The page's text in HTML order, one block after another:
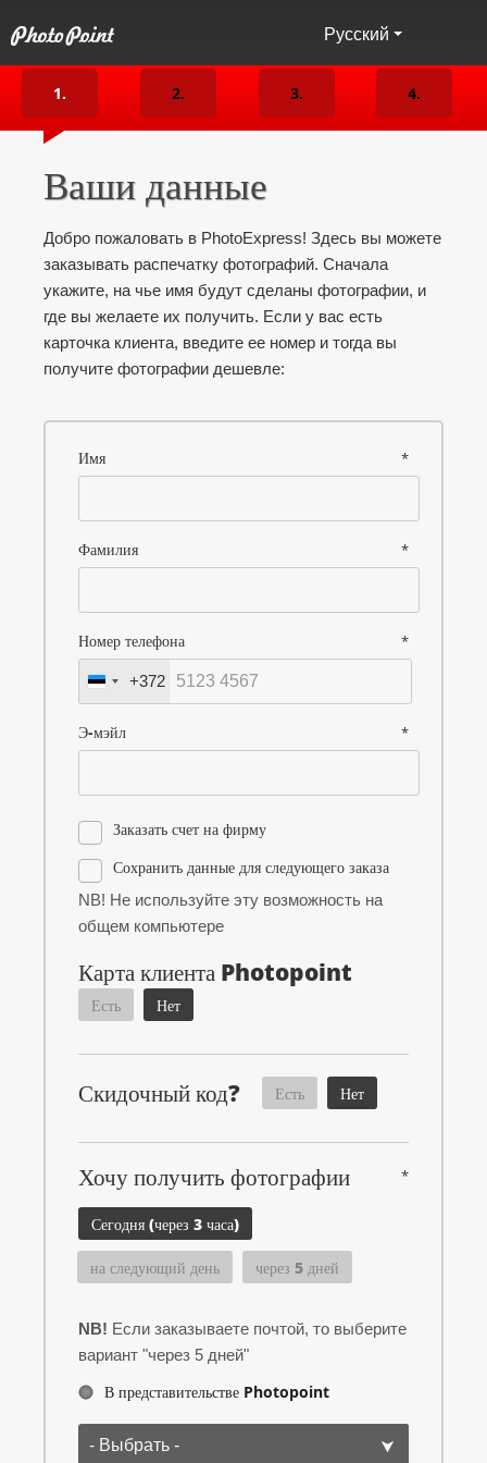
Русский
1.
ВАШИ
ДАННЫЕ
2.
ФОТО
3. 4.
Ваши данные
Добро пожаловать в PhotoExpress! Здесь вы можете
заказывать распечатку фотографий. Cначала
укажите, на чье имя будут сделаны фотографии, и
где вы желаете их получить. Если у вас есть
карточка клиента, введите ее номер и тогда вы
получите фотографии дешевле:
Имя *
Фамилия *
Номер телефона *
Эстония
+372
Э-мэйл *
Заказать счет на фирму
Сохранить данные для следующего заказа
NB! Не используйте эту возможность на
общем компьютере
Карта клиента Photopoint
Есть Нет
Скидочный код? Есть Нет
Хочу получить фотографии *
Сегодня (через 3 часа)
на следующий день
через 5 дней
NB! Если заказываете почтой, то выберите
вариант "через 5 дней"
В представительстве Photopoint
- Выбрать -